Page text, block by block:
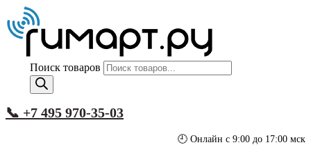
Поиск товаров
📞 +7 495 970-35-03
🕘 Онлайн с 9:00 до 17:00 мск